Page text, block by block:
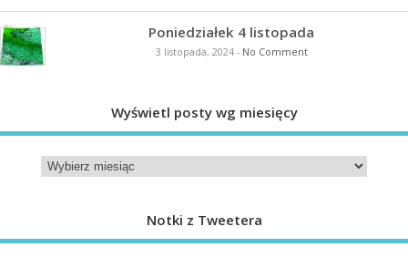
Poniedziałek 4 listopada
3 listopada, 2024- No Comment
Wyświetl posty wg miesięcy
Notki z Tweetera